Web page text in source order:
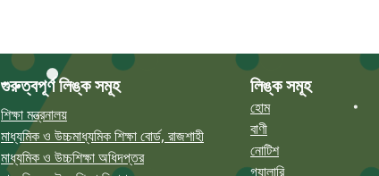
গুরুত্বপূর্ণ লিঙ্ক সমূহ
শিক্ষা মন্ত্রনালয়
মাধ্যমিক ও উচ্চমাধ্যমিক শিক্ষা বোর্ড, রাজশাহী
মাধ্যমিক ও উচ্চশিক্ষা অধিদপ্তর
লিঙ্ক সমূহ
হোম
বাণী
নোটিশ
গ্যালারি